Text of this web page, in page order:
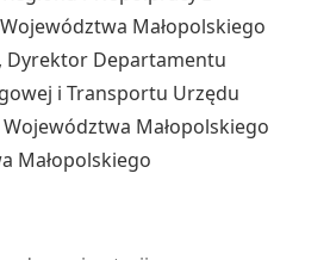
Małopolskiego
, Dyrektor Departamentu
i Transportu Urzędu
Małopolskiego
Małopolskiego